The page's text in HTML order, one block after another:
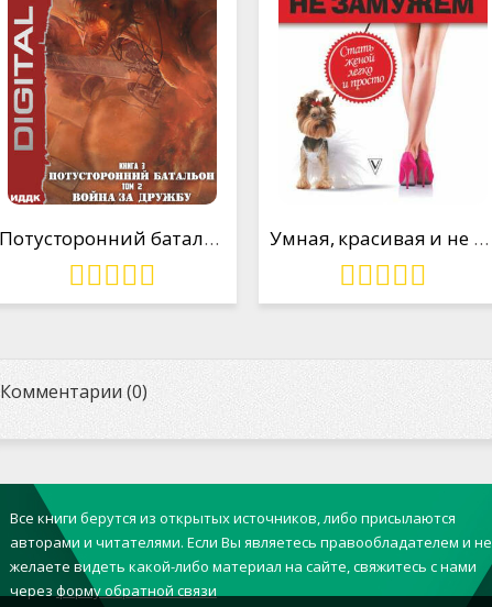
Потусторонний батальон. Том 2. Война за дружбу Умная, красивая и не замужем. Стать женой легко и просто
Комментарии (0)
Все книги берутся из открытых источников, либо присылаются
авторами и читателями. Если Вы являетесь правообладателем и не
желаете видеть какой-либо материал на сайте, свяжитесь с нами
через форму обратной связи